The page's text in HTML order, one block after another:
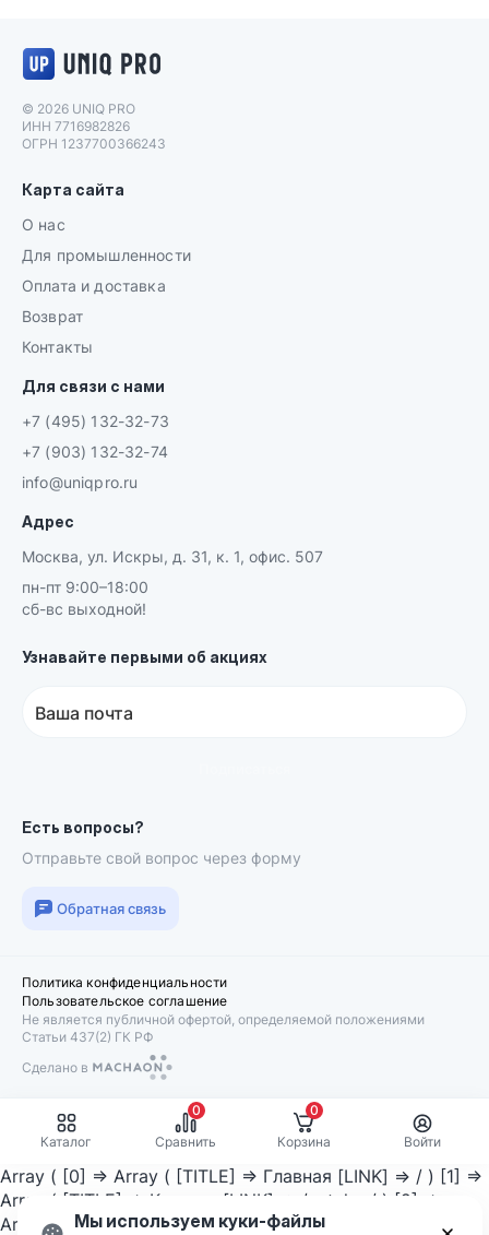
© 2026 UNIQ PRO
ИНН 7716982826
ОГРН 1237700366243
Карта сайта
О нас
Для промышленности
Оплата и доставка
Возврат
Контакты
Для связи с нами
+7 (495) 132-32-73
+7 (903) 132-32-74
info@uniqpro.ru
Адрес
Москва, ул. Искры, д. 31, к. 1, офис. 507
пн-пт 9:00–18:00
сб-вс выходной!
Узнавайте первыми об акциях
Ваша почта
Есть вопросы?
Отправьте свой вопрос через форму
Обратная связь
Политика конфиденциальности
Пользовательское соглашение
Не является публичной офертой, определяемой положениями
Статьи 437(2) ГК РФ
Сделано в
Machaon
Каталог
0
Сравнить
0
Корзина
Войти
Мы используем куки-файлы
Array ( [0] => Array ( [TITLE] => Главная [LINK] => / ) [1] =>
Array ( [TITLE] => Каталог [LINK] => /catalog/ ) [2] =>
Array ( [TITLE] => Внешние накопители [LINK] =>